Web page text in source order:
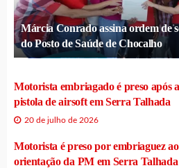
Márcia Conrado assina ordem de
do Posto de Saúde de Chocalho
Motorista embriagado é preso após
pistola de airsoft em Serra Talhada
20 de julho de 2026
Motorista é preso por embriaguez
orientação da PM em Serra Talhada